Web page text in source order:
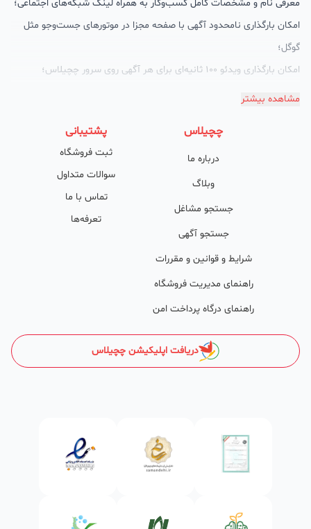
معرفی نام و مشخصات کامل کسب‌وکار به همراه لینک شبکه‌های اجتماعی؛
امکان بارگذاری نامحدود آگهی با صفحه مجزا در موتورهای جست‌وجو مثل
گوگل؛
امکان بارگذاری ویدئو 100 ثانیه‌ای برای هر آگهی روی سرور چچیلاس؛
گالری تصاویر محصول؛
پشتیبانی حرفه‌ای را هم به سبد خدماتش اضافه کرده است. چچیلاس با
امکان پشتیبان اختصاصی به محض ورود هر کسب‌وکار، نظارت، تحلیل
وکمک پشتیبان‌ها در تولید محتوا و سئونویسی به کسب‌وکارها شرایط را
طوری فراهم کرده که تا الان کسب‌وکارهای فعال در چچیلاس با کلمات
کلیدی بسیار خوبی رتبه دریافت کرده و بازخورد‌های بسیار خوبی گرفته‌اند.
کدام کسب و کارها در چچیلاس میتوانند خود و محصولاتشان را
معرفی کنند؟
در واقع میتوان گفت تمامی کسب و کارهای مجاز در ایران و آنهایی که
ساختمان‌سازی و دکوراسیون
انواع مصالح ساختمانی از قبیل: شن‌، ماسه، پوکه معدنی، سیمان، گچ،
مشاهده بیشتر
چچیلاس
درباره ما
وبلاگ
جستجو مشاغل
جستجو آگهی
شرایط و قوانین و مقررات
راهنمای مدیریت فروشگاه
راهنمای درگاه پرداخت امن
پشتیبانی
ثبت فروشگاه
سوالات متداول
تماس با ما
تعرفه‌ها
دریافت اپلیکیشن چچیلاس